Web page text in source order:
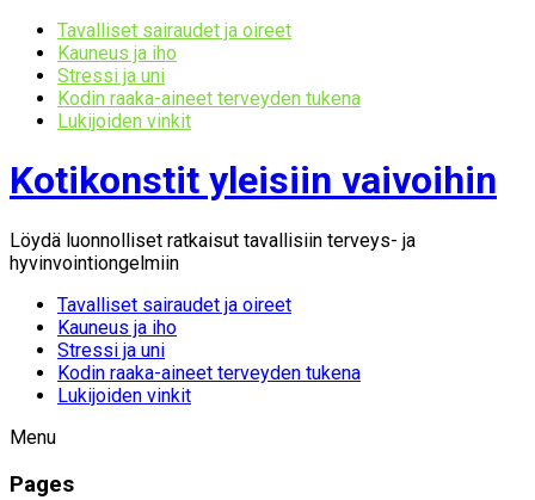
Tavalliset sairaudet ja oireet
Kauneus ja iho
Stressi ja uni
Kodin raaka-aineet terveyden tukena
Lukijoiden vinkit
Kotikonstit yleisiin vaivoihin
Löydä luonnolliset ratkaisut tavallisiin terveys- ja
hyvinvointiongelmiin
Tavalliset sairaudet ja oireet
Kauneus ja iho
Stressi ja uni
Kodin raaka-aineet terveyden tukena
Lukijoiden vinkit
Menu
Pages